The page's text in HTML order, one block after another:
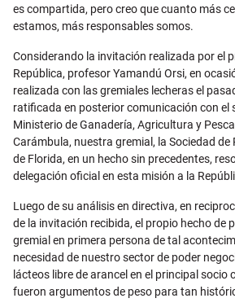
es compartida, pero creo que cuanto más
estamos, más responsables somos.
Considerando la invitación realizada por el
República, profesor Yamandú Orsi, en
realizada con las gremiales lecheras el
ratificada en posterior comunicación con el
Ministerio de Ganadería, Agricultura y
Carámbula, nuestra gremial, la Sociedad de
de Florida, en un hecho sin precedentes,
delegación oficial en esta misión a la
Luego de su análisis en directiva, en
de la invitación recibida, el propio hecho de
gremial en primera persona de tal
necesidad de nuestro sector de poder
lácteos libre de arancel en el principal socio
fueron argumentos de peso para tan